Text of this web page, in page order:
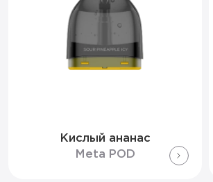
Кислый ананас
Meta POD